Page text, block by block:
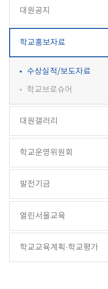
대원공지
학교홍보자료
수상실적/보도자료
학교브로슈어
대원갤러리
학교운영위원회
발전기금
열린서울교육
학교교육계획·학교평가